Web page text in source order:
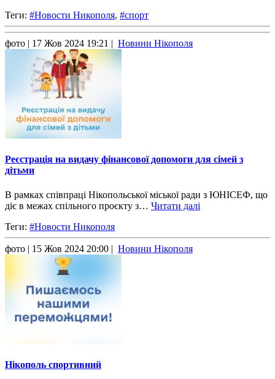
Теги: #Новости Никополя, #спорт
фото | 17 Жов 2024 19:21 | Новини Нікополя
Реєстрація на видачу фінансової допомоги для сімей з
дітьми
В рамках співпраці Нікопольської міської ради з ЮНІСЕФ, що
діє в межах спільного проєкту з… Читати далі
Теги: #Новости Никополя
фото | 15 Жов 2024 20:00 | Новини Нікополя
Нікополь спортивний